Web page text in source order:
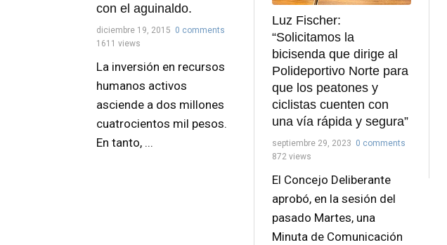
con el aguinaldo.
diciembre 19, 2015 0 comments
1611 views
La inversión en recursos
humanos activos
asciende a dos millones
cuatrocientos mil pesos.
En tanto, ...
Luz Fischer:
“Solicitamos la
bicisenda que dirige al
Polideportivo Norte para
que los peatones y
ciclistas cuenten con
una vía rápida y segura”
septiembre 29, 2023 0 comments
872 views
El Concejo Deliberante
aprobó, en la sesión del
pasado Martes, una
Minuta de Comunicación